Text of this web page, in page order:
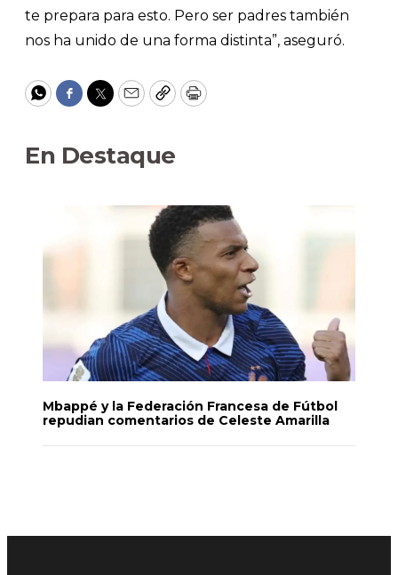
te prepara para esto. Pero ser padres también
nos ha unido de una forma distinta”, aseguró.
WhatsApp
Facebook
Twitter
EmailCopyPrint
En Destaque
Mbappé y la Federación Francesa de Fútbol
repudian comentarios de Celeste Amarilla